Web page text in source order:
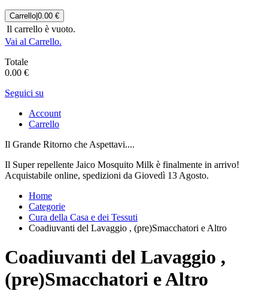
Carrello 0.00 €
Il carrello è vuoto.
Vai al Carrello.
Totale
0.00 €
Seguici su
Account
Carrello
Il Grande Ritorno che Aspettavi....
Il Super repellente Jaico Mosquito Milk è finalmente in arrivo!
Acquistabile online, spedizioni da Giovedì 13 Agosto.
Home
Categorie
Cura della Casa e dei Tessuti
Coadiuvanti del Lavaggio , (pre)Smacchatori e Altro
Coadiuvanti del Lavaggio ,
(pre)Smacchatori e Altro